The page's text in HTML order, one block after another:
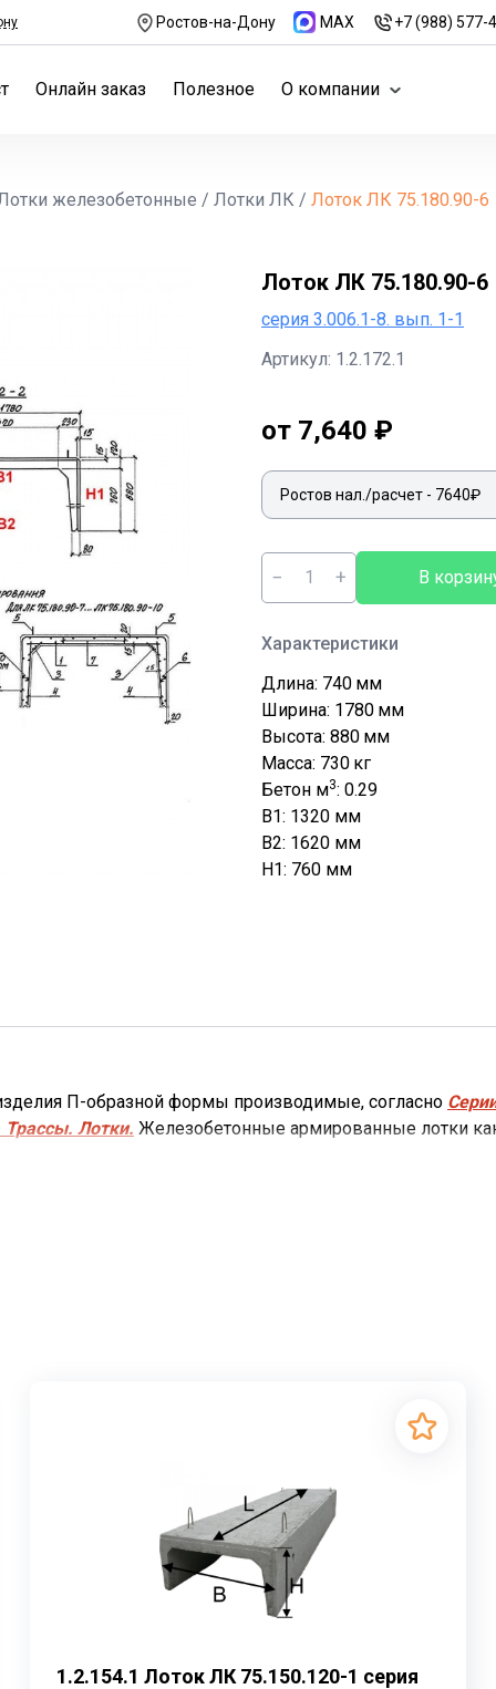
Ростов-на-Дону MAX +7 (988) 577-
Онлайн заказ Полезное О компании
железобетонные / Лотки ЛК / Лоток ЛК 75.180.90-6
Лоток ЛК 75.180.90-6
серия 3.006.1-8. вып. 1-1
Артикул: 1.2.172.1
от 7,640 ₽
− + В
Характеристики
Длина: 740 мм
Ширина: 1780 мм
Высота: 880 мм
Масса: 730 кг
Бетон м3: 0.29
B1: 1320 мм
B2: 1620 мм
H1: 760 мм
П-образной формы производимые, согласно
Лотки. Железобетонные армированные лотки
и промышленного строительства.
выполняющие всевозможные функции, с
каналы из лотковых элементов выполняют важную
различные коммуникации надежно защищены в
используются для перекрытия лотков канала
Длина
мм.
Ширина
мм.
Высота
мм.
2990 1780 140
12 2990 1780 160 2125
1.2.154.1 Лоток ЛК 75.150.120-1 серия